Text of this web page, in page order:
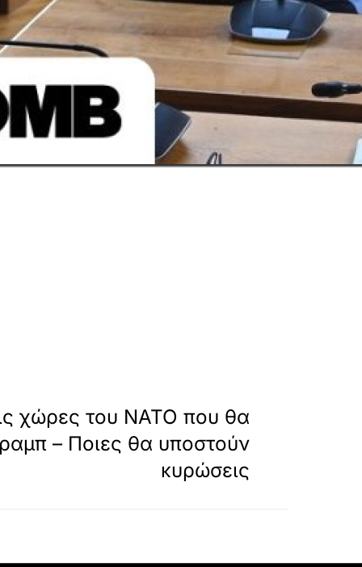
χώρες του ΝΑΤΟ που θα
– Ποιες θα υποστούν
κυρώσεις